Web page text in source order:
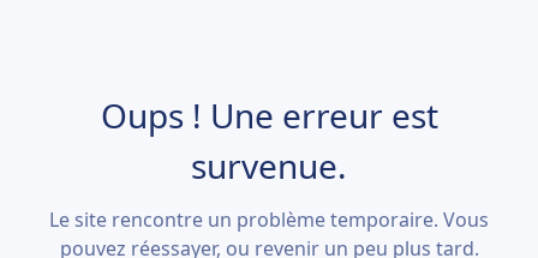
Oups ! Une erreur est
survenue.
Le site rencontre un problème temporaire. Vous
pouvez réessayer, ou revenir un peu plus tard.